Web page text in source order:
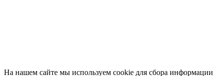
На нашем сайте мы используем cookie для сбора информации